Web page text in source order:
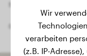
Wir
verarbeiten
(z.B. IP-